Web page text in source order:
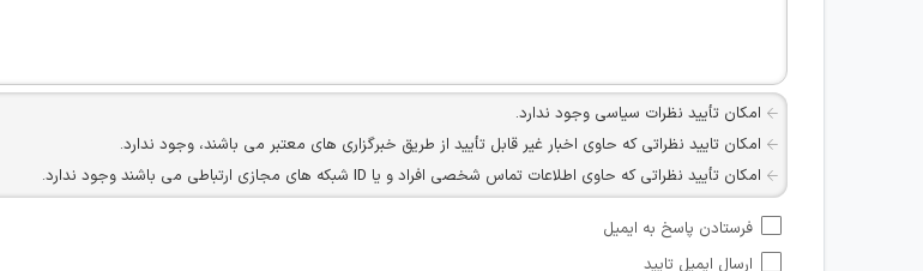
امکان تأیید نظرات سیاسی وجود ندارد.
امکان تایید نظراتی که حاوی اخبار غیر قابل تأیید از طریق خبرگزاری های معتبر می باشند، وجود ندارد.
امکان تأیید نظراتی که حاوی اطلاعات تماس شخصی افراد و یا ID شبکه های مجازی ارتباطی می باشند وجود ندارد.
هرگونه تحریک، تحقیر و کنایه به سایر افراد (مسئول و غیر مسئول) غیر مجاز می باشد.
فرستادن پاسخ به ایمیل
ارسال ایمیل تایید